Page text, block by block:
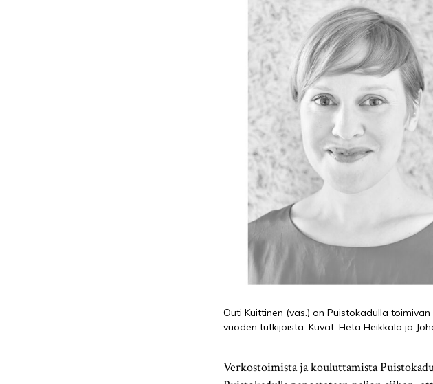
Outi Kuittinen (vas.) on Puistokadulla
vuoden tutkijoista. Kuvat: Heta Heikkala ja
Verkostoimista ja kouluttamista